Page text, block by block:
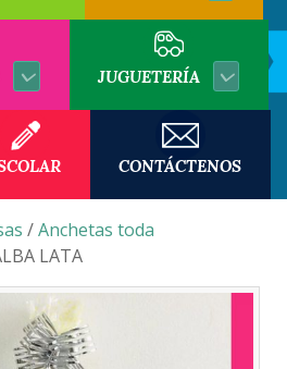
JUGUETERÍA
CONTÁCTENOS
/Anchetas toda
LATA